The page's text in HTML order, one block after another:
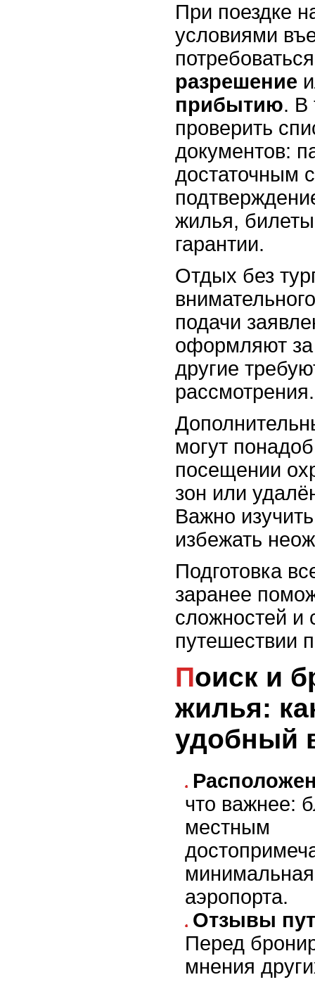
При поездке
условиями
разрешение
прибытию. В
проверить
документов:
достаточным
жилья,
гарантии.
Отдых без
подачи
оформляют за
другие
рассмотрения.
могут
посещении
зон или
Важно
избежать
Подготовка
заранее
сложностей и
путешествии
Поиск и бронирование
жилья:
удобный
что важнее:
местным
аэропорта.
Отзывы
Перед
мнения